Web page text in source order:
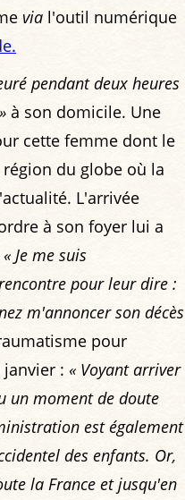
via l'outil numérique
pendant deux heures
à son domicile. Une
cette femme dont le
du globe où la
L'arrivée
à son foyer lui a
« Je me suis
pour leur dire :
m'annoncer son décès
pour
: « Voyant arriver
un moment de doute
est également
des enfants. Or,
la France et jusqu'en